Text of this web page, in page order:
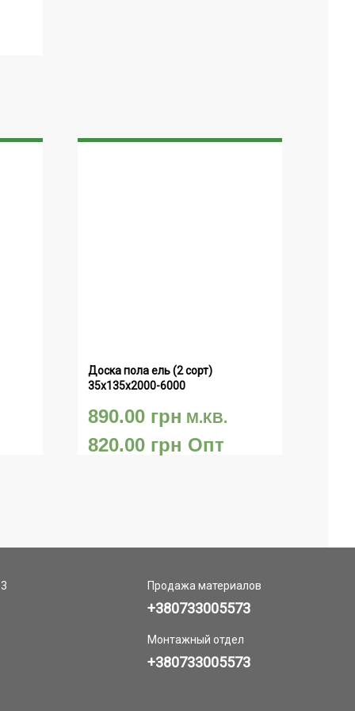
Доска пола ель (2 сорт)
35х135х2000-6000
890.00 грн М.КВ.
820.00 грн Опт
Продажа материалов
+380733005573
Монтажный отдел
+380733005573